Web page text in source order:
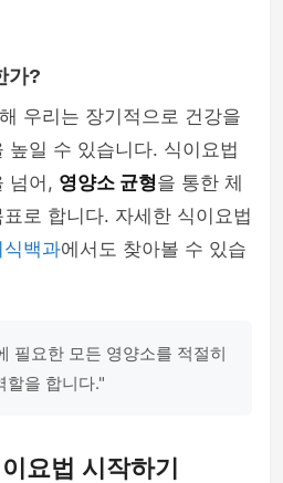
가?
우리는 장기적으로 건강을
높일 수 있습니다. 식이요법
넘어, 영양소 균형을 통한 체
로 합니다. 자세한 식이요법
식백과에서도 찾아볼 수 있습
필요한 모든 영양소를 적절히
할을 합니다."
요법 시작하기